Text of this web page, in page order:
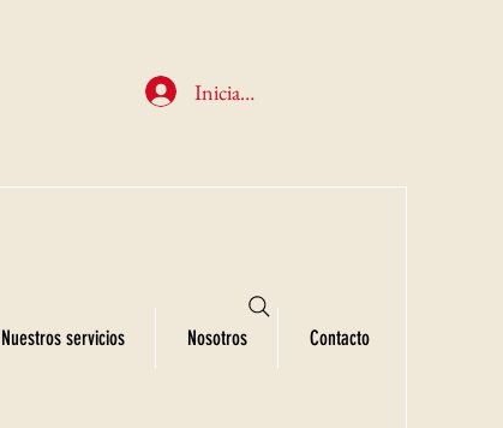
Iniciar sesión
Nuestros servicios Nosotros Contacto